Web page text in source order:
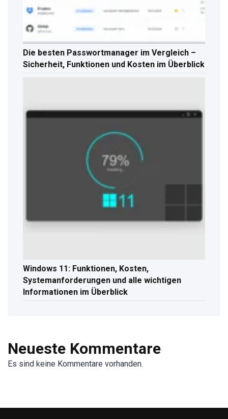
Die besten Passwortmanager im Vergleich –
Sicherheit, Funktionen und Kosten im Überblick
Windows 11: Funktionen, Kosten,
Systemanforderungen und alle wichtigen
Informationen im Überblick
Neueste Kommentare
Es sind keine Kommentare vorhanden.